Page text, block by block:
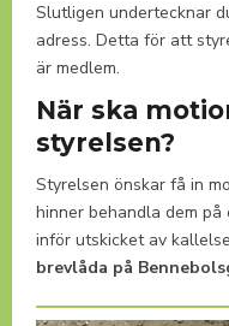
Slutligen undertecknar
adress. Detta för att
är medlem.
När ska
styrelsen?
Styrelsen önskar få in
hinner behandla dem
inför utskicket av
brevlåda på